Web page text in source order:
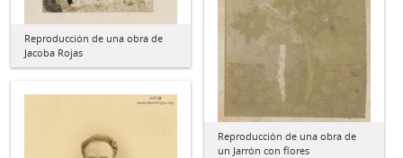
Reproducción de una obra de
Jacoba Rojas
Reproducción de una obra de
un Jarrón con flores